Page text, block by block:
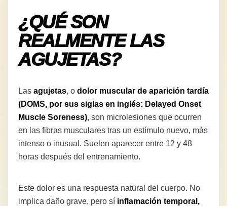
¿QUÉ SON
REALMENTE LAS
AGUJETAS?
Las agujetas, o dolor muscular de aparición tardía
(DOMS, por sus siglas en inglés: Delayed Onset
Muscle Soreness), son microlesiones que ocurren
en las fibras musculares tras un estímulo nuevo, más
intenso o inusual. Suelen aparecer entre 12 y 48
horas después del entrenamiento.
Este dolor es una respuesta natural del cuerpo. No
implica daño grave, pero sí inflamación temporal,